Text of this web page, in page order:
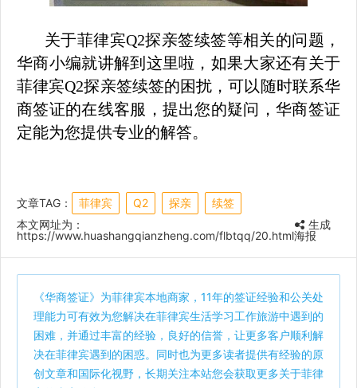
关于菲律宾Q2探亲签续签等相关的问题，
华商小编就讲解到这里啦，如果大家还有关于
菲律宾Q2探亲签续签的困扰，可以随时联系华
商签证的在线客服，提出您的疑问，华商签证
定能为您提供专业的解答。
文章TAG： 菲律宾 Q2 探亲
续签
本文网址为：
https://www.huashangqianzheng.com/flbtqq/20.html
生成
海报
《华商签证》为菲律宾本地商家，11年的签证经验和公关处
理能力可有效为您解决在菲律宾生活学习工作旅游中遇到的
困难，并通过丰富的经验，良好的信誉，让更多客户顺利解
决在菲律宾遇到的困惑。同时也为更多读者提供有经验的原
创文章和国际化视野，长期关注本站您会获取更多关于菲律